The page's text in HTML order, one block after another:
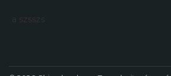
a szsszs